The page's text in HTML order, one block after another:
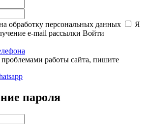
обработку персональных данных
Я
e-mail рассылки Войти
проблемами работы сайта, пишите
пароля